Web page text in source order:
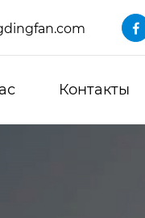

Контакты